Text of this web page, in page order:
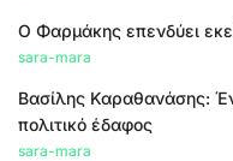
Ο Φαρμάκης επενδύει
sara-mara
Βασίλης Καραθανάσης:
πολιτικό έδαφος
sara-mara